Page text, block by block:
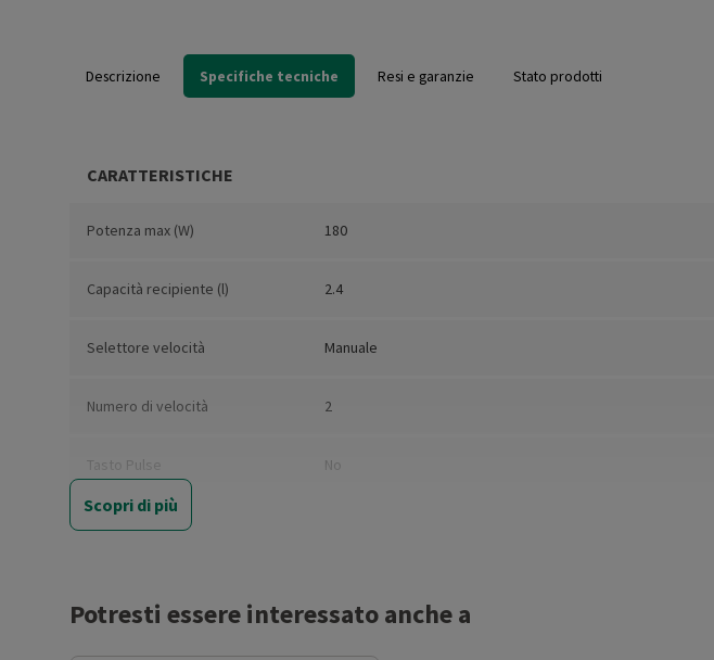
Descrizione Specifiche tecniche Resi e garanzie Stato prodotti
CARATTERISTICHE
Potenza max (W) 180
Capacità recipiente (l) 2.4
Selettore velocità Manuale
Numero di velocità 2
Tasto Pulse No
Movimento planetario
Scopri di più
Potresti essere interessato anche a